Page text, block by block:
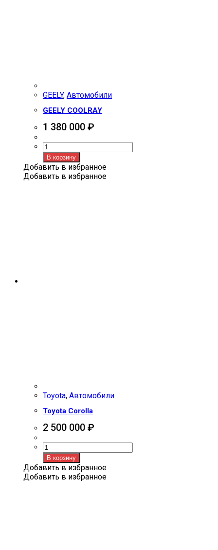
GEELY, Автомобили
GEELY COOLRAY
1 380 000 ₽
Количество
товара
GEELY
COOLRAY
В корзину
Добавить в избранное
Добавить в избранное
Toyota, Автомобили
Toyota Corolla
2 500 000 ₽
Количество
товара
Toyota
Corolla
В корзину
Добавить в избранное
Добавить в избранное